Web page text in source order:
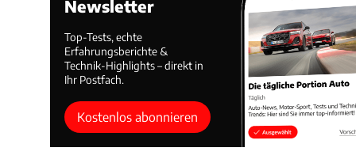
Newsletter
Top-Tests, echte
Erfahrungsberichte &
Technik-Highlights – direkt in
Ihr Postfach.
Kostenlos abonnieren